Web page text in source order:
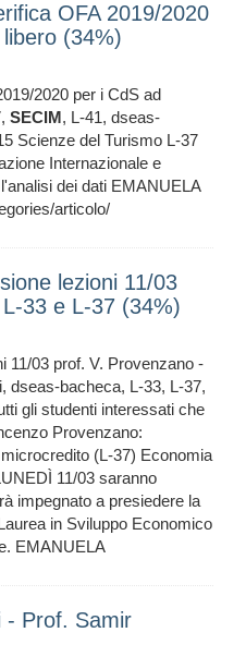
OFA 2019/2020
(34%)
2020 per i CdS ad
SECIM, L-41, dseas-
Scienze del Turismo L-37
Internazionale e
dei dati EMANUELA
articolo/
lezioni 11/03
33 e L-37 (34%)
11/03 prof. V. Provenzano -
dseas-bacheca, L-33, L-37,
gli studenti interessati che
Provenzano:
(L-37) Economia
11/03 saranno
impegnato a presiedere la
in Sviluppo Economico
EMANUELA
- Prof. Samir